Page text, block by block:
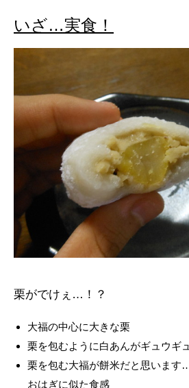
いざ…実食！
栗がでけぇ…！？
大福の中心に大きな栗
栗を包むように白あんがギュウギ
栗を包む大福が餅米だと思います
おはぎに似た食感